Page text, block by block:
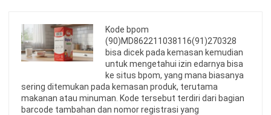
Kode bpom
(90)MD862211038116(91)270328
bisa dicek pada kemasan kemudian
untuk mengetahui izin edarnya bisa
ke situs bpom, yang mana biasanya
sering ditemukan pada kemasan produk, terutama
makanan atau minuman. Kode tersebut terdiri dari bagian
barcode tambahan dan nomor registrasi yang